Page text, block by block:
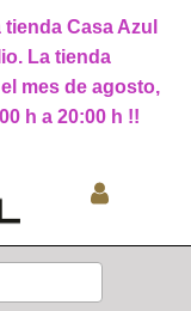
Casa Azul
La tienda
mes de agosto,
h a 20:00 h !!